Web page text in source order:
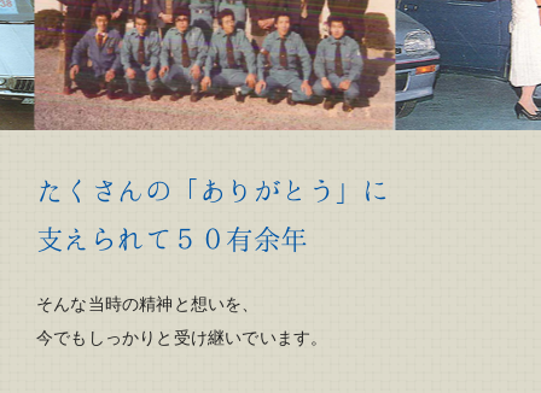
たくさんの「ありがとう」に
支えられて５０有余年
そんな当時の精神と想いを、
今でもしっかりと受け継いでいます。